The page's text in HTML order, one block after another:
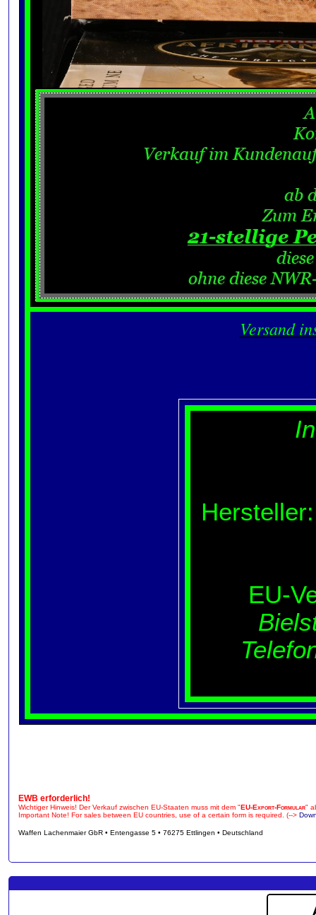
Versand
EU-
EWB erforderlich!
Wichtiger Hinweis! Der Verkauf zwischen EU-Staaten muss mit dem "EU-Export-Formular"
Important Note! For sales between EU countries, use of a certain form is required. (-->
Waffen Lachenmaier GbR • Entengasse 5 • 76275 Ettlingen • Deutschland